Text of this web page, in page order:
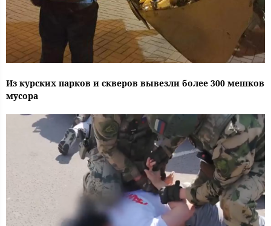
Из курских парков и скверов вывезли более 300 мешков
мусора